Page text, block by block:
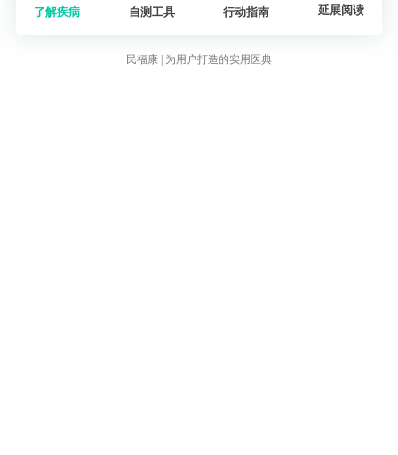
了解疾病 自测工具 行动指南 延展阅读
民福康 | 为用户打造的实用医典